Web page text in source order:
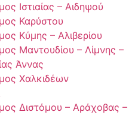
Ιστιαίας – Αιδηψού
Καρύστου
Κύμης – Αλιβερίου
Μαντουδίου – Λίμνης –
Άννας
Χαλκιδέων
Διστόμου – Αράχοβας –